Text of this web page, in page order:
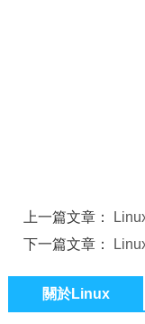
上一篇文章：
下一篇文章：
關於Linux